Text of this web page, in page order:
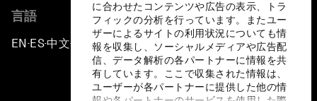
に合わせたコンテンツや広告の表示、トラ
フィックの分析を行っています。またユー
ザーによるサイトの利用状況についても情
報を収集し、ソーシャルメディアや広告配
信、データ解析の各パートナーに情報を共
有しています。ここで収集された情報は、
ユーザーが各パートナーに提供した他の情
言語
EN ▪ES▪中文▪ 日本語